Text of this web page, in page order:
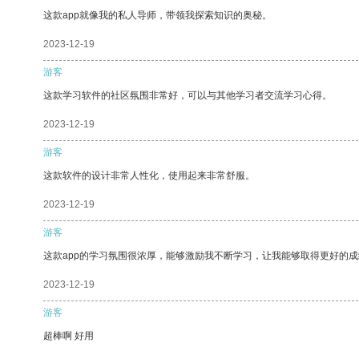
这款app就像我的私人导师，带领我探索知识的奥秘。
2023-12-19
游客
这款学习软件的社区氛围非常好，可以与其他学习者交流学习心得。
2023-12-19
游客
这款软件的设计非常人性化，使用起来非常舒服。
2023-12-19
游客
这款app的学习氛围很浓厚，能够激励我不断学习，让我能够取得更好的
2023-12-19
游客
超棒啊 好用